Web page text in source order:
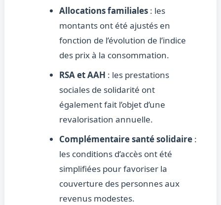
Allocations familiales: les
montants ont été ajustés en
fonction de l’évolution de l’indice
des prix à la consommation.
RSA et AAH : les prestations
sociales de solidarité ont
également fait l’objet d’une
revalorisation annuelle.
Complémentaire santé solidaire:
les conditions d’accès ont été
simplifiées pour favoriser la
couverture des personnes aux
revenus modestes.